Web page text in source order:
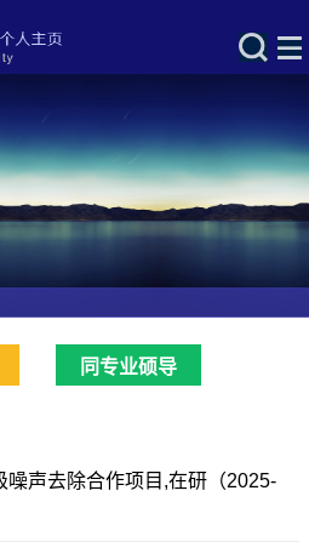
同专业硕导
噪声去除合作项目,在研（2025-